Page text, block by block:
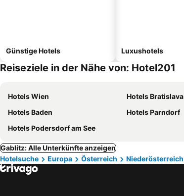
Günstige Hotels Luxushotels
Reiseziele in der Nähe von: Hotel201
Hotels Wien Hotels Bratislava
Hotels Baden
Hotels Parndorf
Hotels Podersdorf am See
Gablitz: Alle Unterkünfte anzeigen
Hotelsuche
Europa Österreich Niederösterreich